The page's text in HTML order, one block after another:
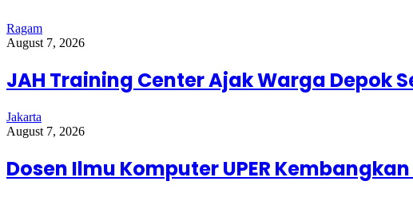
Ragam
August 7, 2026
JAH Training Center Ajak Warga Depok
Jakarta
August 7, 2026
Dosen Ilmu Komputer UPER